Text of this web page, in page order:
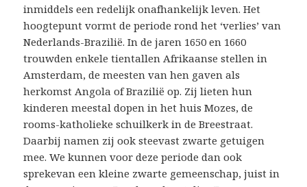
inmiddels een redelijk onafhankelijk leven. Het
hoogtepunt vormt de periode rond het ‘verlies’ van
Nederlands-Brazilië. In de jaren 1650 en 1660
trouwden enkele tientallen Afrikaanse stellen in
Amsterdam, de meesten van hen gaven als
herkomst Angola of Brazilië op. Zij lieten hun
kinderen meestal dopen in het huis Mozes, de
rooms-katholieke schuilkerk in de Breestraat.
Daarbij namen zij ook steevast zwarte getuigen
mee. We kunnen voor deze periode dan ook
sprekevan een kleine zwarte gemeenschap, juist in